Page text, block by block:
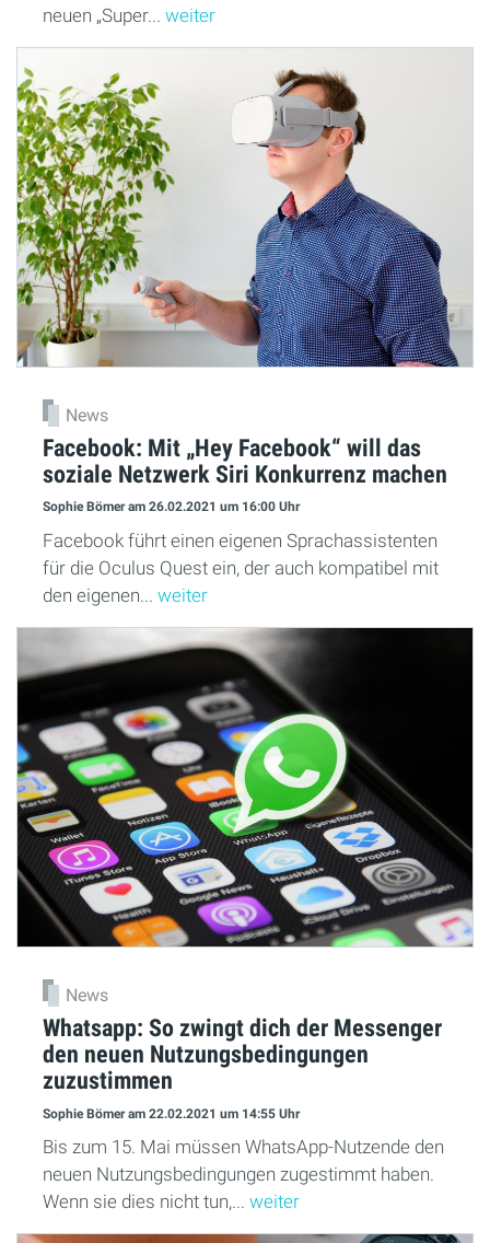
neuen „Super... weiter
News
Facebook: Mit „Hey Facebook“ will das
soziale Netzwerk Siri Konkurrenz machen
Sophie Bömeram 26.02.2021 um 16:00 Uhr
Facebook führt einen eigenen Sprachassistenten
für die Oculus Quest ein, der auch kompatibel mit
den eigenen... weiter
News
Whatsapp: So zwingt dich der Messenger
den neuen Nutzungsbedingungen
zuzustimmen
Sophie Bömeram 22.02.2021 um 14:55 Uhr
Bis zum 15. Mai müssen WhatsApp-Nutzende den
neuen Nutzungsbedingungen zugestimmt haben.
Wenn sie dies nicht tun,... weiter